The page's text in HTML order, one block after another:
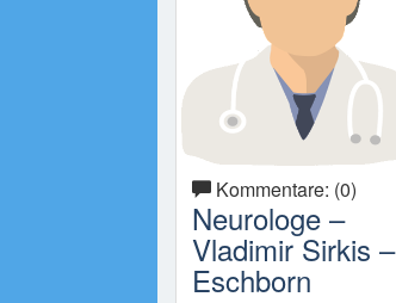
Kommentare: (0)
Neurologe –
Vladimir Sirkis –
Eschborn